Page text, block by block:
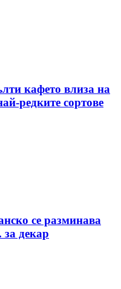
кафето влиза на
редките сортове
се разминава
декар